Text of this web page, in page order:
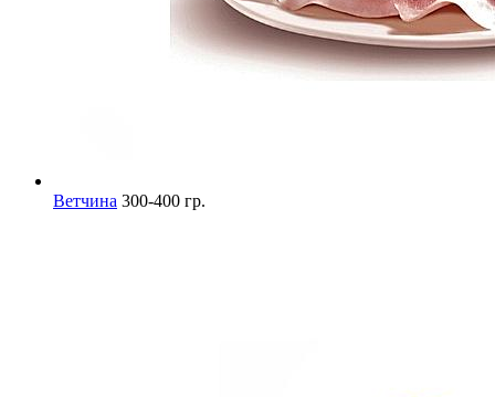
Ветчина 300-400 гр.